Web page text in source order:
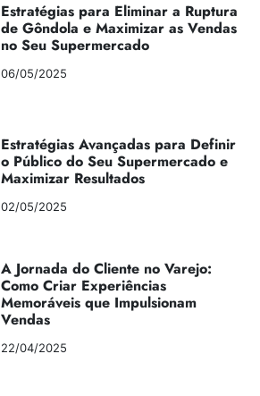
Estratégias para Eliminar a Ruptura
de Gôndola e Maximizar as Vendas
no Seu Supermercado
06/05/2025
Estratégias Avançadas para Definir
o Público do Seu Supermercado e
Maximizar Resultados
02/05/2025
A Jornada do Cliente no Varejo:
Como Criar Experiências
Memoráveis que Impulsionam
Vendas
22/04/2025